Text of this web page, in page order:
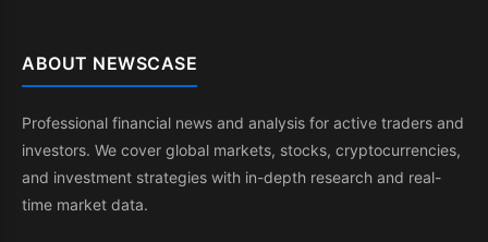
ABOUT NEWSCASE
Professional financial news and analysis for active traders and
investors. We cover global markets, stocks, cryptocurrencies,
and investment strategies with in-depth research and real-
time market data.